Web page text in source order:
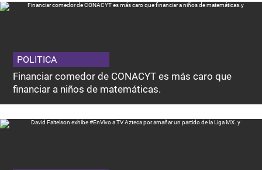
POLITICA
Financiar comedor de CONACYT es más caro que
financiar a niños de matemáticas.